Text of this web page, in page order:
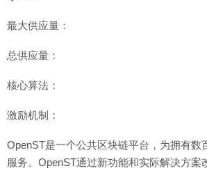
最大供应量：
总供应量：
核心算法：
激励机制：
OpenST是一个公共区块链平台，为拥有数
服务。OpenST通过新功能和实际解决方案